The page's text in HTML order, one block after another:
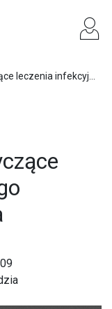
leczenia infekcyj...